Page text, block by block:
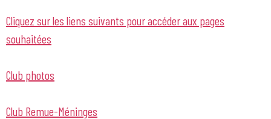
Cliquez sur les liens suivants pour accéder aux pages
souhaitées
Club photos
Club Remue-Méninges